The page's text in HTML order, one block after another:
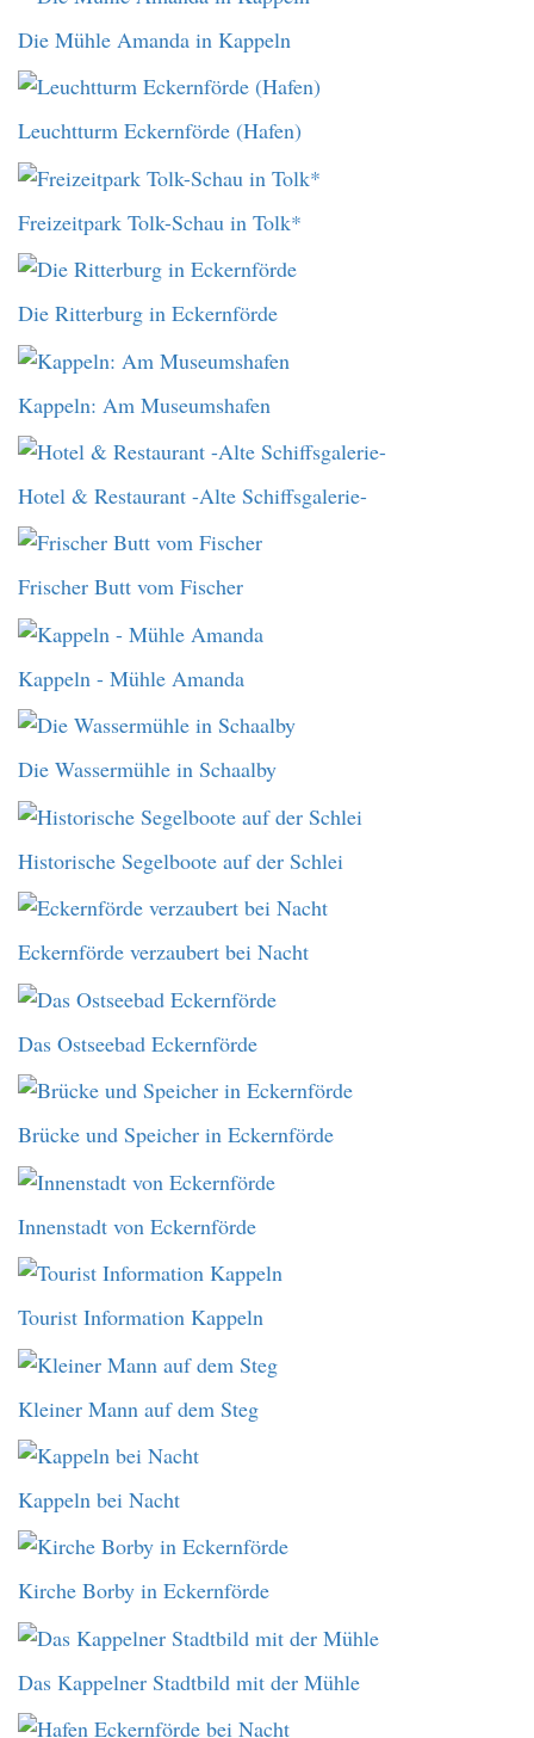
Die Mühle Amanda in Kappeln
Leuchtturm Eckernförde (Hafen)
Freizeitpark Tolk-Schau in Tolk*
Die Ritterburg in Eckernförde
Kappeln: Am Museumshafen
Hotel & Restaurant -Alte Schiffsgalerie-
Frischer Butt vom Fischer
Kappeln - Mühle Amanda
Die Wassermühle in Schaalby
Historische Segelboote auf der Schlei
Eckernförde verzaubert bei Nacht
Das Ostseebad Eckernförde
Brücke und Speicher in Eckernförde
Innenstadt von Eckernförde
Tourist Information Kappeln
Kleiner Mann auf dem Steg
Kappeln bei Nacht
Kirche Borby in Eckernförde
Das Kappelner Stadtbild mit der Mühle